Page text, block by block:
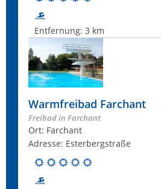
Entfernung: 3 km
Warmfreibad Farchant
Freibad in Farchant
Ort: Farchant
Adresse: Esterbergstraße